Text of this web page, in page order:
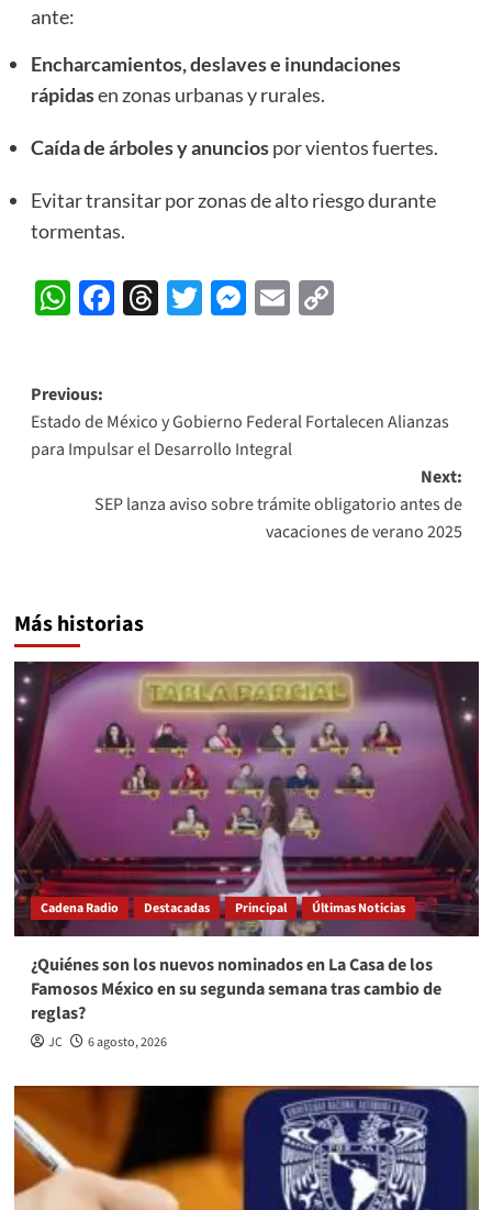
ante:
Encharcamientos, deslaves e inundaciones
rápidasen zonas urbanas y rurales.
Caída de árboles y anunciospor vientos fuertes.
Evitar transitar por zonas de alto riesgo durante
tormentas.
WhatsApp
Facebook
Threads
Twitter
Messenger
EmailCopy
Post
navigation
Previous:
Estado de México y Gobierno Federal Fortalecen Alianzas
para Impulsar el Desarrollo Integral
Next:
SEP lanza aviso sobre trámite obligatorio antes de
vacaciones de verano 2025
Más historias
Cadena Radio Destacadas Principal Últimas Noticias
¿Quiénes son los nuevos nominados en La Casa de los
Famosos México en su segunda semana tras cambio de
reglas?
JC 6 agosto, 2026